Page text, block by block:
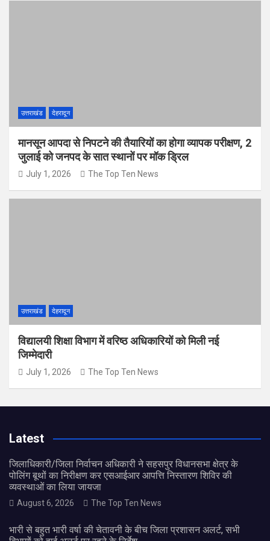
उत्तराखंड देहरादून
मानसून आपदा से निपटने की तैयारियों का होगा व्यापक परीक्षण, 2
जुलाई को जनपद के सात स्थानों पर मॉक ड्रिल
July 1, 2026 The Top Ten News
उत्तराखंड देहरादून
विद्यालयी शिक्षा विभाग में वरिष्ठ अधिकारियों को मिली नई
जिम्मेदारी
July 1, 2026 The Top Ten News
Latest
जिलाधिकारी/जिला निर्वाचन अधिकारी ने सहसपुर विधानसभा क्षेत्र के
पोलिंग बूथों का निरीक्षण कर एसआईआर आपत्ति निस्तारण शिविर की
व्यवस्थाओं का लिया जायजा
August 6, 2026 The Top Ten News
भारी से बहुत भारी वर्षा की चेतावनी के बीच जिला प्रशासन अलर्ट, सभी